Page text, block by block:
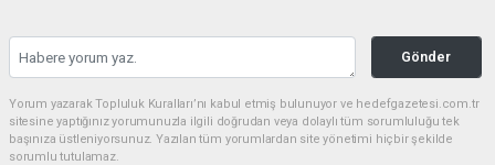
Gönder
Yorum yazarak Topluluk Kuralları’nı kabul etmiş bulunuyor ve hedefgazetesi.com.tr
sitesine yaptığınız yorumunuzla ilgili doğrudan veya dolaylı tüm sorumluluğu tek
başınıza üstleniyorsunuz. Yazılan tüm yorumlardan site yönetimi hiçbir şekilde
sorumlu tutulamaz.